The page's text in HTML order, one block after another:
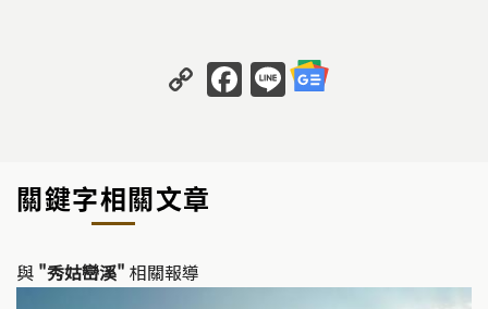
C
o
y
Li
k
F
a
o
Li
n
關鍵字相關文章
與 "秀姑巒溪" 相關報導